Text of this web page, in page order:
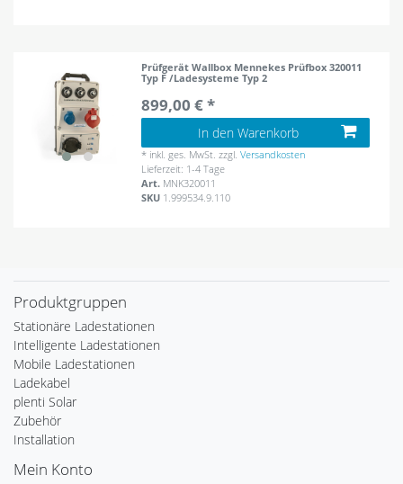
Prüfgerät Wallbox Mennekes Prüfbox 320011
Typ F /Ladesysteme Typ 2
899,00 € *
In den Warenkorb
* inkl. ges. MwSt. zzgl.Versandkosten
Lieferzeit: 1-4 Tage
Art. MNK320011
SKU 1.999534.9.110
Produktgruppen
Stationäre Ladestationen
Intelligente Ladestationen
Mobile Ladestationen
Ladekabel
plenti Solar
Zubehör
Installation
Mein Konto